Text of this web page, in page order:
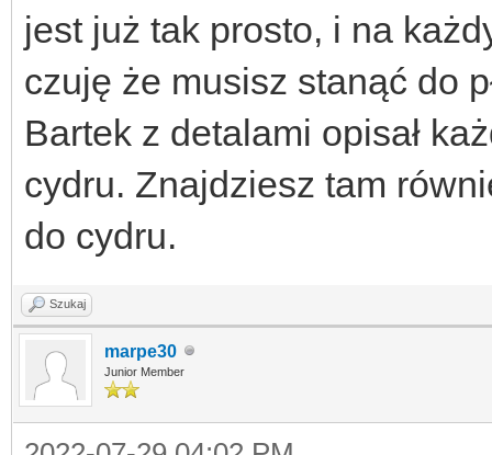
jest już tak prosto, i na
czuję że musisz stanąć do
Bartek z detalami opisał
cydru. Znajdziesz tam
do cydru.
Szukaj
marpe30
Junior Member